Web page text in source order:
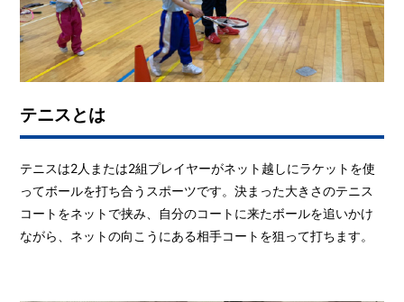
テニスとは
テニスは2人または2組プレイヤーがネット越しにラケットを使
ってボールを打ち合うスポーツです。決まった大きさのテニス
コートをネットで挟み、自分のコートに来たボールを追いかけ
ながら、ネットの向こうにある相手コートを狙って打ちます。